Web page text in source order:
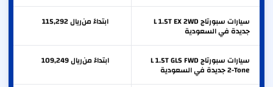
سيارات سبورتاج L 1.5T EX 2WD
جديدة في السعودية
ابتداءً من 115,292ريال
سيارات سبورتاج L 1.5T GLS FWD
2-Tone جديدة في السعودية
ابتداءً من 109,249ريال